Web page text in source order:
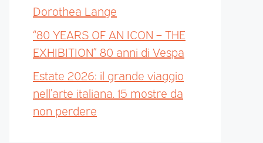
Dorothea Lange
“80 YEARS OF AN ICON – THE
EXHIBITION” 80 anni di Vespa
Estate 2026: il grande viaggio
nell’arte italiana. 15 mostre da
non perdere